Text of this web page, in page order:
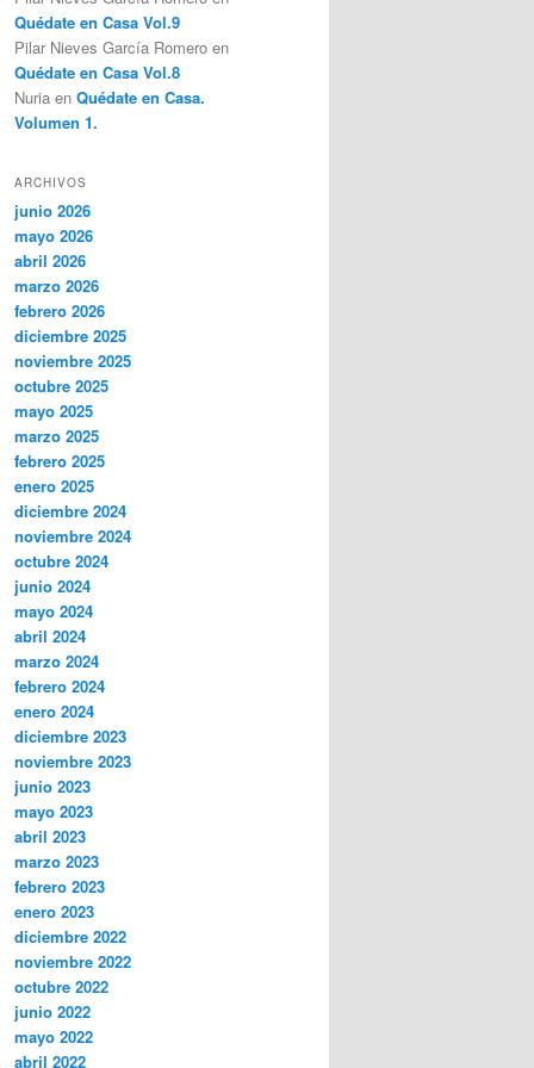
Quédate en Casa Vol.9
Pilar Nieves García Romero en
Quédate en Casa Vol.8
Nuria en Quédate en Casa.
Volumen 1.
ARCHIVOS
junio 2026
mayo 2026
abril 2026
marzo 2026
febrero 2026
diciembre 2025
noviembre 2025
octubre 2025
mayo 2025
marzo 2025
febrero 2025
enero 2025
diciembre 2024
noviembre 2024
octubre 2024
junio 2024
mayo 2024
abril 2024
marzo 2024
febrero 2024
enero 2024
diciembre 2023
noviembre 2023
junio 2023
mayo 2023
abril 2023
marzo 2023
febrero 2023
enero 2023
diciembre 2022
noviembre 2022
octubre 2022
junio 2022
mayo 2022
abril 2022